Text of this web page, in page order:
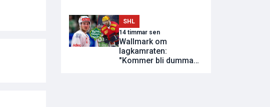
SHL
14 timmar sen
Wallmark om
lagkamraten:
"Kommer bli dumma